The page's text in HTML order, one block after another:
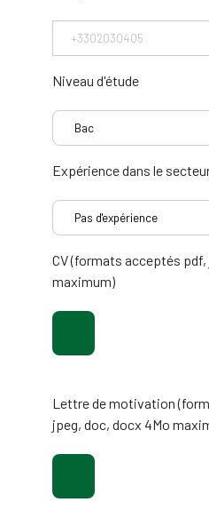
Niveau d'étude
Expérience dans le
CV (formats acceptés pdf,
maximum)
Lettre de motivation
jpeg, doc, docx 4Mo